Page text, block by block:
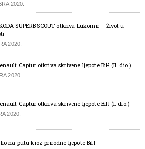
2020.
SUPERB SCOUT otkriva Lukomir – Život u
2020.
Captur otkriva skrivene ljepote BiH (II. dio.)
2020.
Captur otkriva skrivene ljepote BiH (I. dio.)
2020.
na putu kroz prirodne ljepote BiH